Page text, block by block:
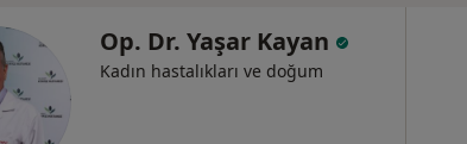
Op. Dr. Yaşar Kayan
Kadın hastalıkları ve doğum